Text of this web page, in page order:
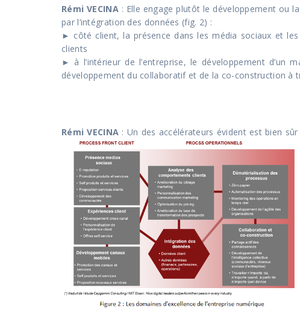
Rémi VECINA : Elle engage plutôt le développement ou
par l’intégration des données (fig. 2) :
► côté client, la présence dans les média sociaux et
clients
► à l’intérieur de l’entreprise, le développement d’un
développement du collaboratif et de la co-construction à
Rémi VECINA : Un des accélérateurs évident est bien